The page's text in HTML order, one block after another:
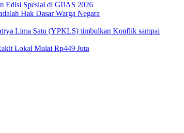
Edisi Spesial di GIIAS 2026
Hak Dasar Warga Negara
Lima Satu (YPKLS) timbulkan Konflik sampai
Lokal Mulai Rp449 Juta